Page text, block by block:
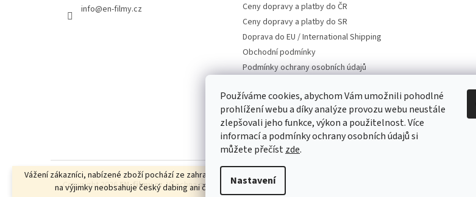
Používáme cookies, abychom Vám umožnili pohodlné
prohlížení webu a díky analýze provozu webu neustále
zlepšovali jeho funkce, výkon a použitelnost. Více
informací a podmínky ochrany osobních údajů si
můžete přečístzde.
Nastavení
Vážení zákazníci, nabízené zboží pochází ze zahraniční distribuce, a až
na výjimky neobsahuje český dabing ani české titulky.
info@en-filmy.cz
Ceny dopravy a platby do ČR
Ceny dopravy a platby do SR
Doprava do EU / International Shipping
Obchodní podmínky
Podmínky ochrany osobních údajů
CD-Soundtrack.cz
Copyright 2026EN-filmy.cz. Všechna práva vyhrazena.Upravit nastavení cookies